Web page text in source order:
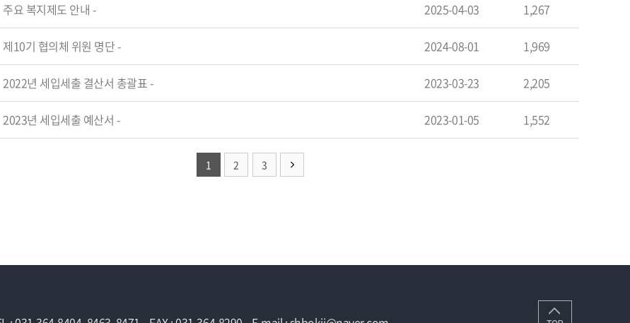
주요 복지제도 안내 - 2025-04-03 1,267
제10기 협의체 위원 명단- 2024-08-01 1,969
2022년 세입세출 결산서 총괄표- 2023-03-23 2,205
2023년 세입세출 예산서 - 2023-01-05 1,552
1 2 3